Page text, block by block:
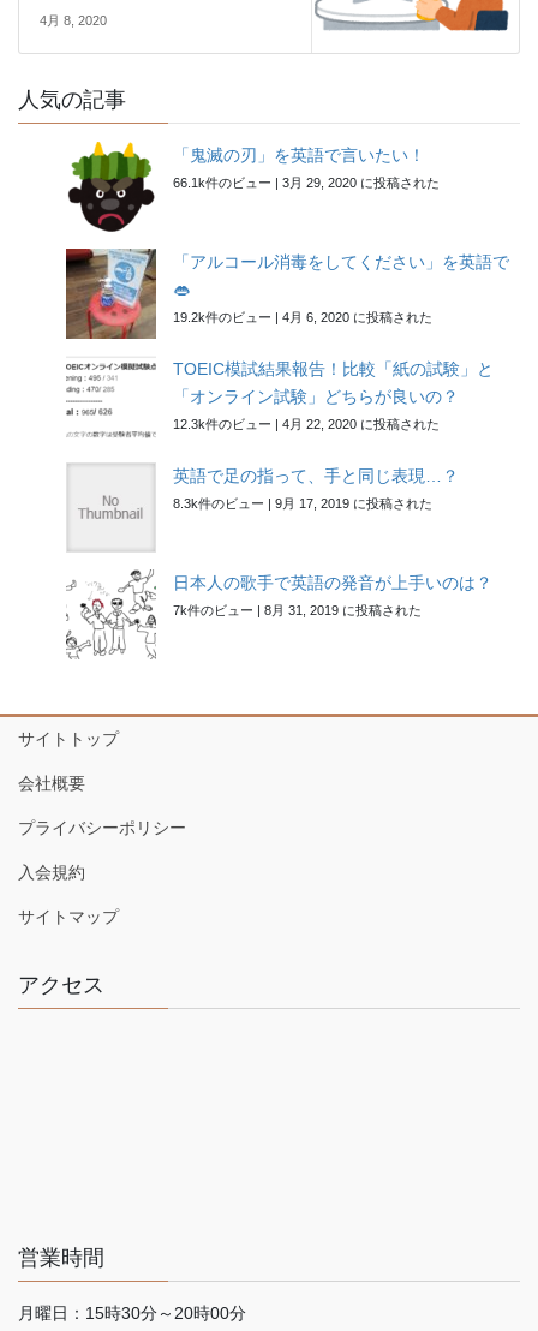
4月 8, 2020
人気の記事
「鬼滅の刃」を英語で言いたい！
66.1k件のビュー 3月 29, 2020 に投稿された
「アルコール消毒をしてください」を英語で
👄
19.2k件のビュー 4月 6, 2020 に投稿された
TOEIC模試結果報告！比較「紙の試験」と
「オンライン試験」どちらが良いの？
12.3k件のビュー 4月 22, 2020 に投稿された
英語で足の指って、手と同じ表現…？
8.3k件のビュー 9月 17, 2019 に投稿された
日本人の歌手で英語の発音が上手いのは？
7k件のビュー 8月 31, 2019 に投稿された
サイトトップ
会社概要
プライバシーポリシー
入会規約
サイトマップ
アクセス
営業時間
月曜日：15時30分～20時00分